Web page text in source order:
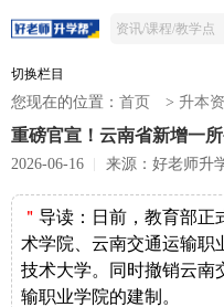
切换栏目
您现在的位置： 首页 > 升本
重磅官宣！云南省新增一
2026-06-16 来源：好老师升
＂ 导读： 日前，教育部正
术学院、云南交通运输职
技术大学。同时撤销云南
输职业学院的建制。